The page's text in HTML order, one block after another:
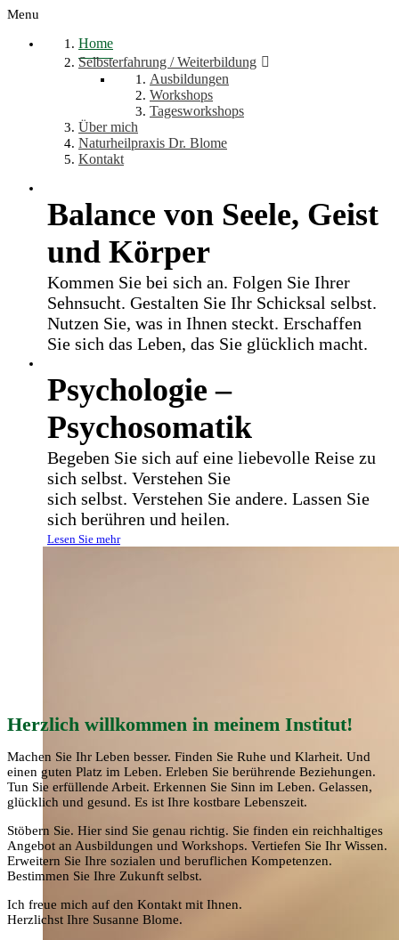
Menu
Home
Selbsterfahrung / Weiterbildung
Ausbildungen
Workshops
Tagesworkshops
Über mich
Naturheilpraxis Dr. Blome
Kontakt
Balance von Seele, Geist
und Körper
Kommen Sie bei sich an. Folgen Sie Ihrer
Sehnsucht. Gestalten Sie Ihr Schicksal selbst.
Nutzen Sie, was in Ihnen steckt. Erschaffen
Sie sich das Leben, das Sie glücklich macht.
Psychologie –
Psychosomatik
Begeben Sie sich auf eine liebevolle Reise zu
sich selbst. Verstehen Sie
sich selbst. Verstehen Sie andere. Lassen Sie
sich berühren und heilen.
Lesen Sie mehr
Herzlich willkommen in meinem Institut!
Machen Sie Ihr Leben besser. Finden Sie Ruhe und Klarheit. Und
einen guten Platz im Leben. Erleben Sie berührende Beziehungen.
Tun Sie erfüllende Arbeit. Erkennen Sie Sinn im Leben. Gelassen,
glücklich und gesund. Es ist Ihre kostbare Lebenszeit.
Stöbern Sie. Hier sind Sie genau richtig. Sie finden ein reichhaltiges
Angebot an Ausbildungen und Workshops. Vertiefen Sie Ihr Wissen.
Erweitern Sie Ihre sozialen und beruflichen Kompetenzen.
Bestimmen Sie Ihre Zukunft selbst.
Ich freue mich auf den Kontakt mit Ihnen.
Herzlichst Ihre Susanne Blome.